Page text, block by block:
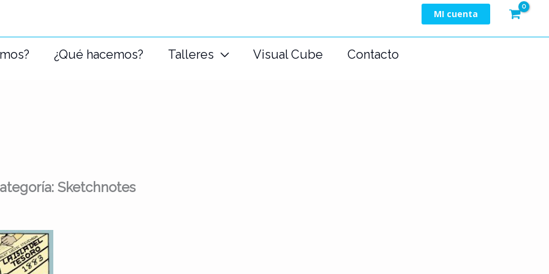
MI cuenta
¿Qué hacemos? Talleres Visual Cube Contacto
Sketchnotes